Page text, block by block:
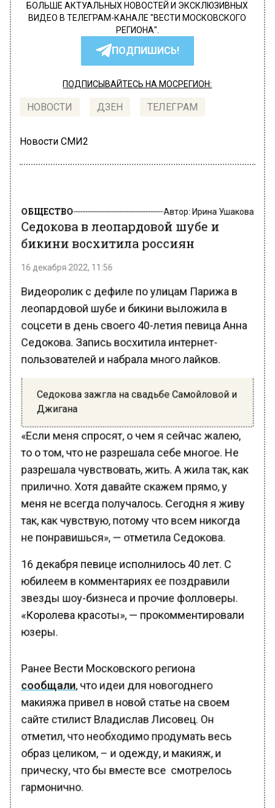
БОЛЬШЕ АКТУАЛЬНЫХ НОВОСТЕЙ И ЭКСКЛЮЗИВНЫХ
ВИДЕО В ТЕЛЕГРАМ-КАНАЛЕ "ВЕСТИ МОСКОВСКОГО
РЕГИОНА".
ПОДПИШИСЬ!
ПОДПИСЫВАЙТЕСЬ НА МОСРЕГИОН:
НОВОСТИ ДЗЕН ТЕЛЕГРАМ
Новости СМИ2
ОБЩЕСТВО
Седокова в леопардовой шубе и
бикини восхитила россиян
16 декабря 2022, 11:56
Видеоролик с дефиле по улицам Парижа в
леопардовой шубе и бикини выложила в
соцсети в день своего 40-летия певица Анна
Седокова. Запись восхитила интернет-
пользователей и набрала много лайков.
Седокова зажгла на свадьбе Самойловой и
Джигана
«Если меня спросят, о чем я сейчас жалею,
то о том, что не разрешала себе многое. Не
разрешала чувствовать, жить. А жила так, как
прилично. Хотя давайте скажем прямо, у
меня не всегда получалось. Сегодня я живу
так, как чувствую, потому что всем никогда
не понравишься», — отметила Седокова.
16 декабря певице исполнилось 40 лет. С
юбилеем в комментариях ее поздравили
звезды шоу-бизнеса и прочие фолловеры.
«Королева красоты», — прокомментировали
юзеры.
Ранее Вести Московского региона
сообщали, что идеи для новогоднего
макияжа привел в новой статье на своем
сайте стилист Владислав Лисовец. Он
отметил, что необходимо продумать весь
образ целиком, – и одежду, и макияж, и
прическу, что бы вместе все смотрелось
гармонично.